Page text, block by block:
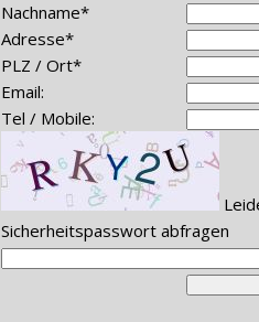
Nachname*
Adresse*
PLZ / Ort*
Email:
Tel / Mobile:
Sicherheitspasswort abfragen